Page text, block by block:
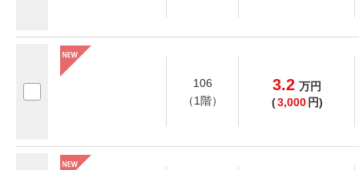
106
（1階）
3.2 万円
(3,000 円)